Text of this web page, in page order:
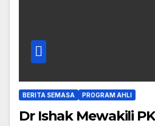
BERITA SEMASA PROGRAM AHLI
Dr Ishak Mewakili